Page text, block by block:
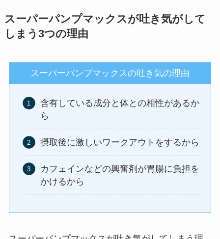
スーパーパンプマックスが吐き気がして
しまう3つの理由
スーパーパンプマックスの吐き気の理由
含有している成分と体との相性があるか
ら
摂取後に激しいワークアウトをするから
カフェインなどの興奮剤が胃腸に負担を
かけるから